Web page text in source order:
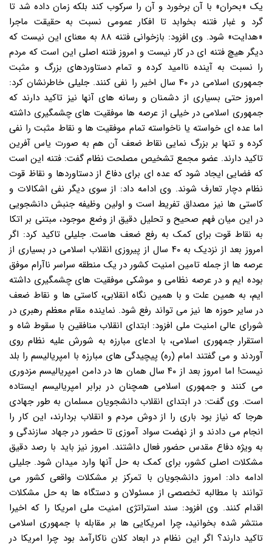
یک «بحران» با آن برخورد و آن را سرکوب کند بلکه زمان داده شد تا
گرد و غبار فتنه بخوابد تا افکار عمومی نسبت به حقیقت ماجرا
«هدایت» شود. وی افزود: بازخوانی فتنه ۸۸ به معنای این نیست که
دیگر هیچ فتنه ای در کار نیست و امروز فتنه اصلی این است که مردم
را نسبت به آینده ناامید کرده و تمام دستاوردهای بزرگ و مثبت
جمهوری اسلامی در ۴۰ سال اخیر را نفی کنند. جلیلی خاطرنشان کرد:
امروز حتی بسیاری از دشمنان و رسانه های آنها نیز تاکید دارند که
جمهوری اسلامی در خیلی از عرصه ها موفقیت های چشمگیری داشته
اما عده ای خواسته یا ناخواسته تمام موفقیت ها و نقاط مثبت را نفی
کرده و تنها بر بزرگ نمایی نقاط ضعف آن هم به صورت یاس آفرین
تاکید دارند. عضو مجمع تشخیص مصلحت نظام گفت: فتنه این است
که فضایی ایجاد شود که عده ای برای دفاع از دستاوردها و نقاظ قوت
نظام دچار تعارف شوند. وی ادامه داد: از سوی دیگر نفی اشکالات و
کاستی ها نیز مصداق تفریط است و اولین وظیفه جنبش دانشجویی
در این میان فهم صحیح و تحلیل دقیق از وضع موجود، مبتنی بر اتکا
به نقاط قوت برای کمک به رفع ضعف هاست. جلیلی تاکید کرد: اگر
امروز بعد از نزدیک به ۴۰ سال از پیروزی انقلاب اسلامی در بسیاری از
عرصه ها از جمله تامین امنیت کشور در یک منطقه سراسر ناآرام موفق
بوده ایم و در عرصه نظامی و موشکی موفقیت های چشمگیری داشته
ایم، به همین علت و با همین نگاه انقلابی، کاستی ها و نقاط ضعف
در سایر حوزه ها نیز می تواند رفع شود. نماینده مقام معظم رهبری در
شورای عالی امنیت ملی افزود: ابتدای انقلاب منافقین با سقوط شاه و
استقرار جمهوری اسلامی، با ادعای مبارزه به شورش علیه نظام روی
آوردند و می گفتند امام (ره) پیچیدگی های مبارزه با امپریالیسم را بلد
نیست! اما امروز بعد از ۴۰ سال همان ها در دامن امپریالیسم مزدوری
می کنند و جمهوری اسلامی همچنان در برابر امپریالیسم ایستاده
است. وی گفت: در ابتدای انقلاب دانشجویان مسلمان به طور جهادی
هرجا که نیاز بود باری را از دوش مردم و انقلاب بردارند، این کار را
انجام می دادند و از نهضت سواد آموزی تا حضور در جهاد سازندگی و
به ویژه دفاع مقدس حضور فعال داشتند. امروز نیز باید با رصد دقیق
مشکلات اصلی کشور، برای کمک به حل آنها وارد میدان شود. جلیلی
ادامه داد: امروز دانشجویان با تمرکز بر مشکلات واقعی کشور می
توانند با مطالبه تخصصی از مسئولان و دستگاه ها به حل مشکلات
اقدام کنند. وی افزود: سند استراتژی امنیت ملی امریکا را که اخیرا
منتشر شده بخوانید، چرا امریکایی ها بر مقابله با جمهوری اسلامی
تاکید دارند؟ اگر این نظام در ابعاد کلان ناکارآمد بود چرا امریکا در